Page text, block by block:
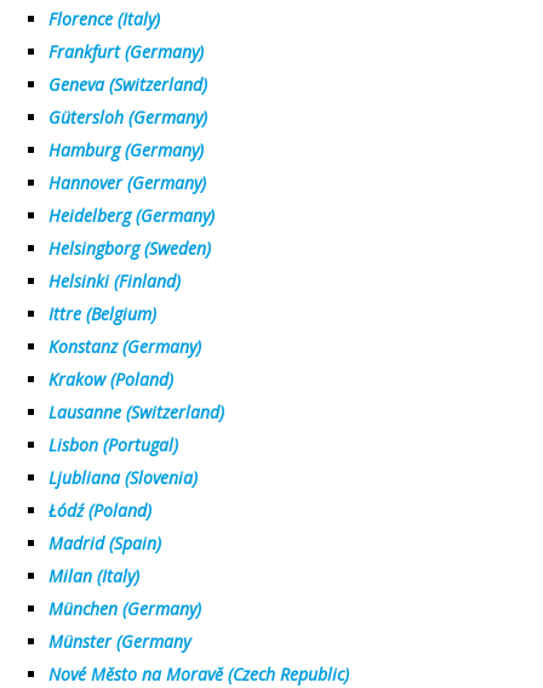
Florence (Italy)
Frankfurt (Germany)
Geneva (Switzerland)
Gütersloh (Germany)
Hamburg (Germany)
Hannover (Germany)
Heidelberg (Germany)
Helsingborg (Sweden)
Helsinki (Finland)
Ittre (Belgium)
Konstanz (Germany)
Krakow (Poland)
Lausanne (Switzerland)
Lisbon (Portugal)
Ljubliana (Slovenia)
Łódź (Poland)
Madrid (Spain)
Milan (Italy)
München (Germany)
Münster (Germany
Nové Město na Moravě (Czech Republic)